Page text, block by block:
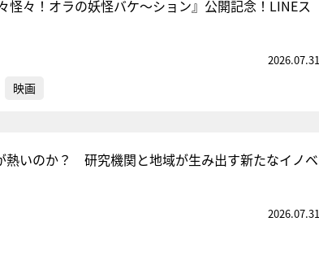
怪々！オラの妖怪バケ～ション』公開記念！LINEス
2026.07.31
映画
熱いのか？ 研究機関と地域が生み出す新たなイノベ
2026.07.31